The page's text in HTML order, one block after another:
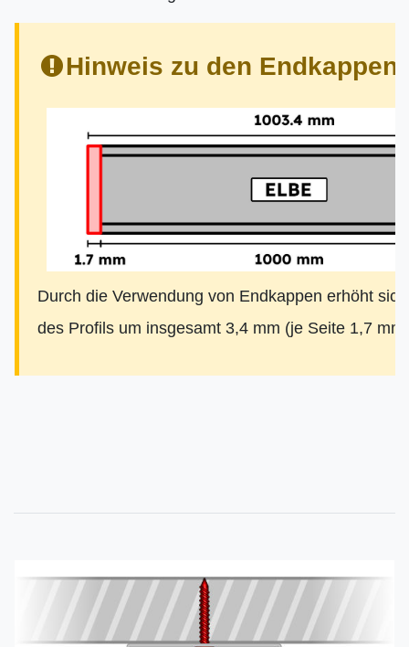
Hinweis zu den Endkappen:
Durch die Verwendung von Endkappen erhöht
des Profils um insgesamt 3,4 mm (je Seite 1,7